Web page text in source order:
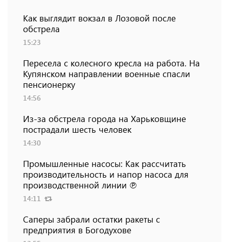
Как выглядит вокзал в Лозовой после
обстрела
15:23
Пересела с колесного кресла на работа. На
Купянском направлении военные спасли
пенсионерку
14:56
Из-за обстрела города на Харьковщине
пострадали шесть человек
14:30
Промышленные насосы: Как рассчитать
производительность и напор насоса для
производственной линии ℗
14:11
Саперы забрали остатки ракеты с
предприятия в Богодухове